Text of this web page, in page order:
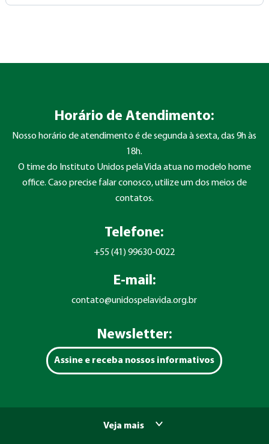
Horário de Atendimento:
Nosso horário de atendimento é de segunda à sexta, das 9h às
18h.
O time do Instituto Unidos pela Vida atua no modelo home
office. Caso precise falar conosco, utilize um dos meios de
contatos.
Telefone:
+55 (41) 99630-0022
E-mail:
contato@unidospelavida.org.br
Newsletter:
Assine e receba nossos informativos
Veja mais